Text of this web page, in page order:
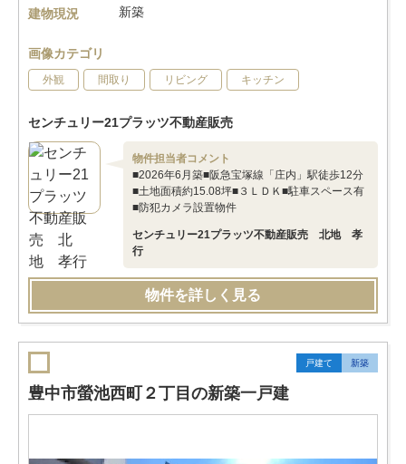
建物現況
新築
画像カテゴリ
外観 間取り リビング キッチン
センチュリー21プラッツ不動産販売
物件担当者コメント
■2026年6月築■阪急宝塚線「庄内」駅徒歩12分
■土地面積約15.08坪■３ＬＤＫ■駐車スペース有
■防犯カメラ設置物件
センチュリー21プラッツ不動産販売 北地 孝
行
物件を詳しく見る
戸建て 新築
豊中市螢池西町２丁目の新築一戸建